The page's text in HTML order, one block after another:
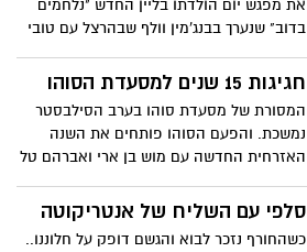
את מפגש יום הולדתו בליין החדש "נלחמים
בדוב" שנערך בבנג'מין וולף שבהרצל עם טובי
חגיגות 15 שנים למסעדת הסוהו
המסורת של מסעדת סוהו בערב הסילבסטר
נמשכת. והפעם הסוהו פותחים את השנה
האזרחית החדשה עם מוש בן ארי ואברהם טל
סלפי עם השליח של אנטריקוטה
כשהחורף נזכר לבוא והגשם דופק על חלוננו..